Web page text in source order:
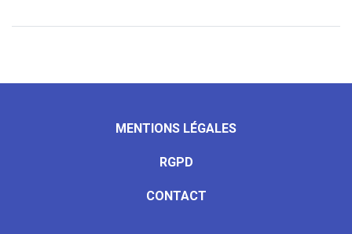
MENTIONS LÉGALES
RGPD
CONTACT